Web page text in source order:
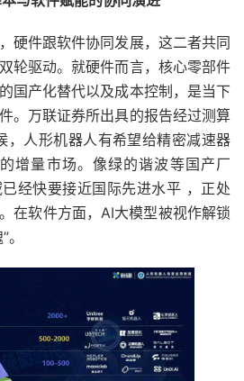
硬件跟软件协同发展，这二者共同
轮驱动。就硬件而言，核心零部件
国产化替代以及成本控制，是当下
。万联证券所出具的报告经过测算
，人形机器人有希望给精密减速器
增量市场。像绿的谐波等国产厂
经快要接近国际先进水平 ，正处
在软件方面，AI大模型被视作解锁